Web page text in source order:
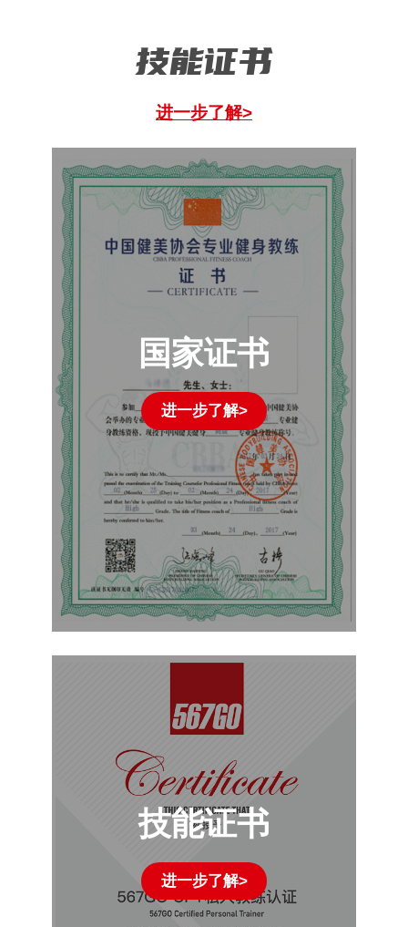
技能证书
进一步了解>
国家证书
进一步了解>
技能证书
进一步了解>